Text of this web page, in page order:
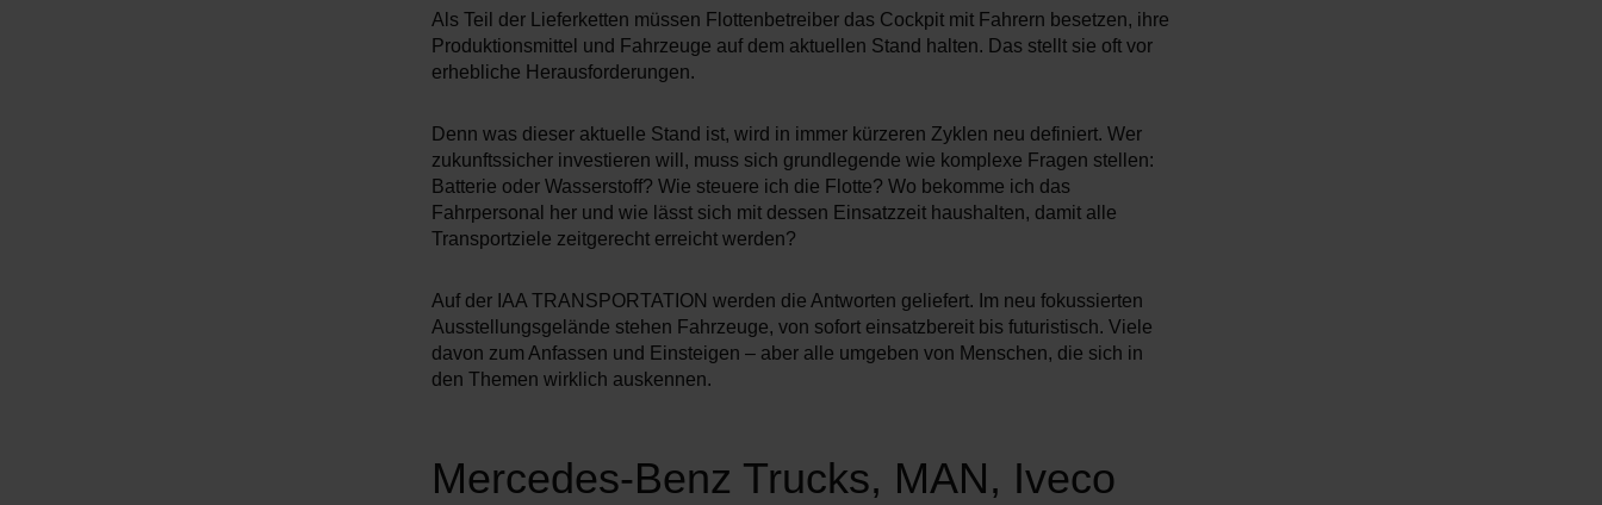
Als Teil der Lieferketten müssen Flottenbetreiber das Cockpit mit Fahrern besetzen, ihre
Produktionsmittel und Fahrzeuge auf dem aktuellen Stand halten. Das stellt sie oft vor
erhebliche Herausforderungen.
Denn was dieser aktuelle Stand ist, wird in immer kürzeren Zyklen neu definiert. Wer
zukunftssicher investieren will, muss sich grundlegende wie komplexe Fragen stellen:
Batterie oder Wasserstoff? Wie steuere ich die Flotte? Wo bekomme ich das
Fahrpersonal her und wie lässt sich mit dessen Einsatzzeit haushalten, damit alle
Transportziele zeitgerecht erreicht werden?
Auf der IAA TRANSPORTATION werden die Antworten geliefert. Im neu fokussierten
Ausstellungsgelände stehen Fahrzeuge, von sofort einsatzbereit bis futuristisch. Viele
davon zum Anfassen und Einsteigen – aber alle umgeben von Menschen, die sich in
den Themen wirklich auskennen.
Mercedes-Benz Trucks, MAN, Iveco